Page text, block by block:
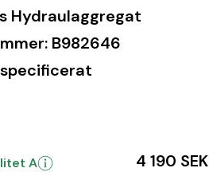
Hydraulaggregat
B982646
A 4 190 SEK